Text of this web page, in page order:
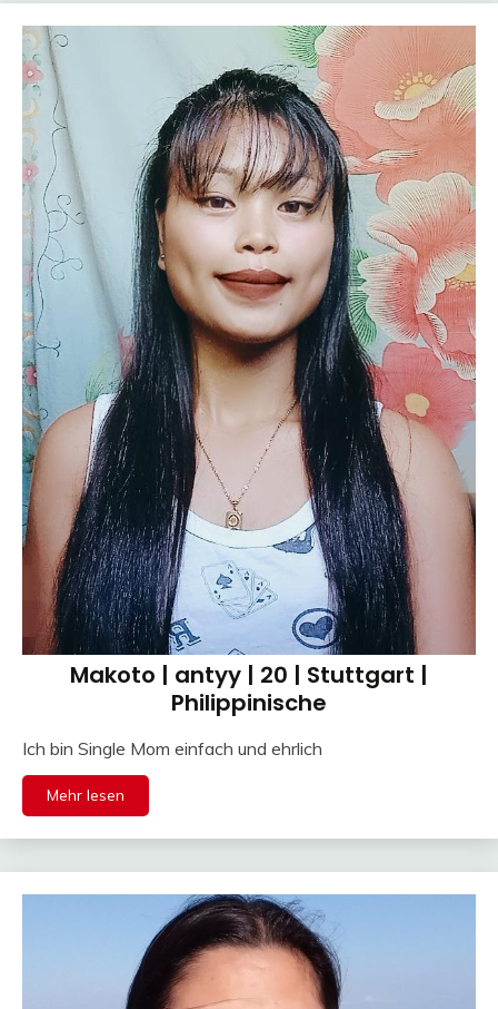
Makoto | antyy | 20 | Stuttgart |
Philippinische
Ich bin Single Mom einfach und ehrlich
Mehr lesen